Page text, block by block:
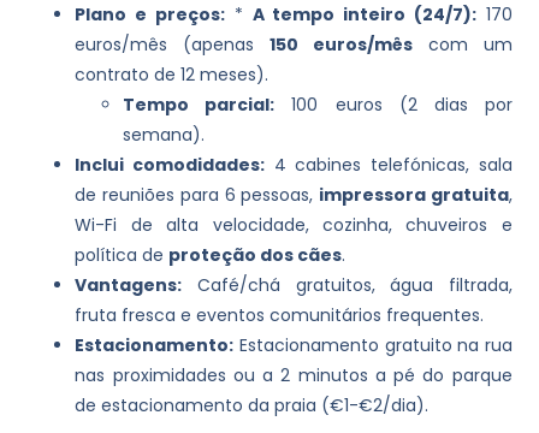
Plano e preços:* A tempo inteiro (24/7):170
euros/mês (apenas150 euros/mêscom um
contrato de 12 meses).
Tempo parcial: 100 euros (2 dias por
semana).
Inclui comodidades: 4 cabines telefónicas, sala
de reuniões para 6 pessoas, impressora gratuita,
Wi-Fi de alta velocidade, cozinha, chuveiros e
política de proteção dos cães.
Vantagens: Café/chá gratuitos, água filtrada,
fruta fresca e eventos comunitários frequentes.
Estacionamento: Estacionamento gratuito na rua
nas proximidades ou a 2 minutos a pé do parque
de estacionamento da praia (€1-€2/dia).